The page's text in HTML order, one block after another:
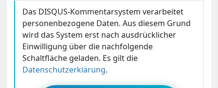
Das DISQUS-Kommentarsystem verarbeitet
personenbezogene Daten. Aus diesem Grund
wird das System erst nach ausdrücklicher
Einwilligung über die nachfolgende
Schaltfläche geladen. Es gilt die
Datenschutzerklärung.